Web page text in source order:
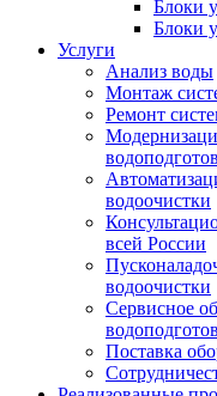
Блоки
Блоки
Услуги
Анализ воды
Монтаж
Ремонт
водоочистки
всей России
водоочистки
Сервисное
Поставка